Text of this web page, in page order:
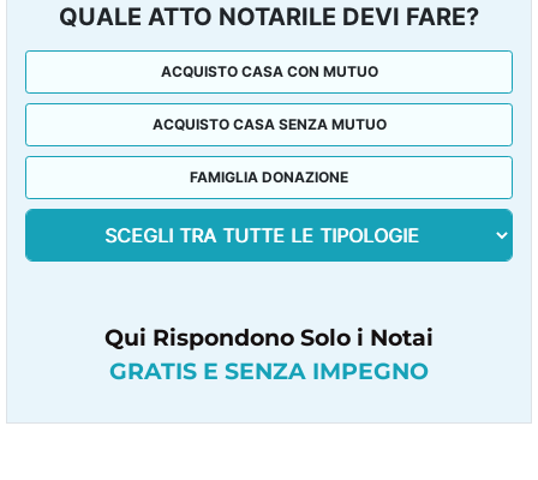
QUALE ATTO NOTARILE DEVI FARE?
ACQUISTO CASA CON MUTUO
ACQUISTO CASA SENZA MUTUO
FAMIGLIA DONAZIONE
Qui Rispondono Solo i Notai
GRATIS E SENZA IMPEGNO